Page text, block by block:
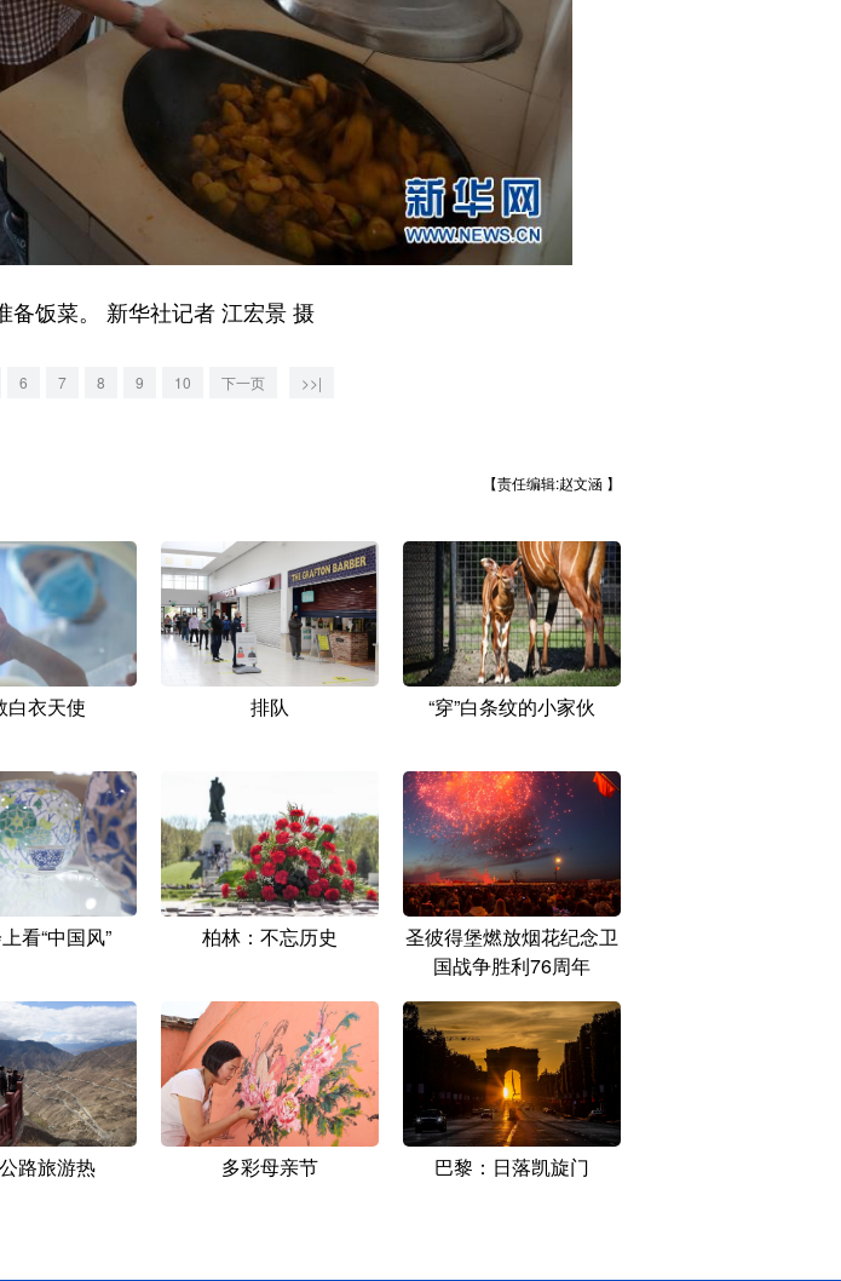
饭菜。 新华社记者 江宏景 摄
6 7 8 9 10 下一页 >>|
【责任编辑:赵文涵 】
白衣天使 排队 “穿”白条纹的小家伙
看“中国风” 柏林：不忘历史
圣彼得堡燃放烟花纪念卫
国战争胜利76周年
路旅游热 多彩母亲节 巴黎：日落凯旋门